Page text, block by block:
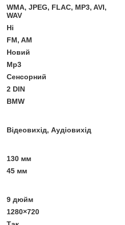
WMA, JPEG, FLAC, MP3, AVI,
WAV
Ні
FM, AM
Новий
Mp3
Сенсорний
2 DIN
BMW
Відеовихід, Аудіовихід
130 мм
45 мм
9 дюйм
1280×720